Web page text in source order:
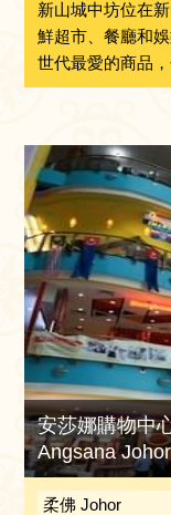
新山城中坊位在
鮮超市、餐廳和
世代最愛的商品
安莎娜購物中
Angsana
柔佛 Johor